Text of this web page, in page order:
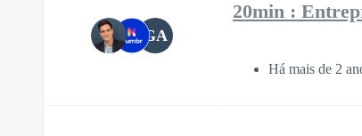
GA
20min :
Há mais de 2